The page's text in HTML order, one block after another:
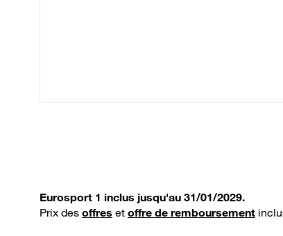
Eurosport 1 inclus jusqu'au 31/01/2029.
Prix des offres et offre de remboursement